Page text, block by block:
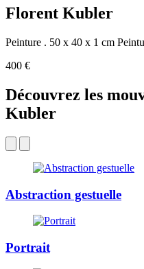
Florent Kubler
Peinture . 50 x 40 x 1 cm
400 €
Découvrez les
Kubler
Abstraction gestuelle
Portrait